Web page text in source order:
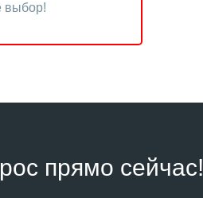
выбор!
прямо сейчас!